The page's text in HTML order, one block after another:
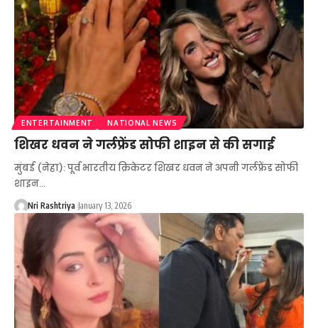
ENTERTAINMENT NATIONAL NEWS
शिखर धवन ने गर्लफ्रेंड सोफी शाइन से की सगाई
मुंबई (नेहा): पूर्व भारतीय क्रिकेटर शिखर धवन ने अपनी गर्लफ्रेंड सोफी
शाइन…
Nri Rashtriya January 13, 2026